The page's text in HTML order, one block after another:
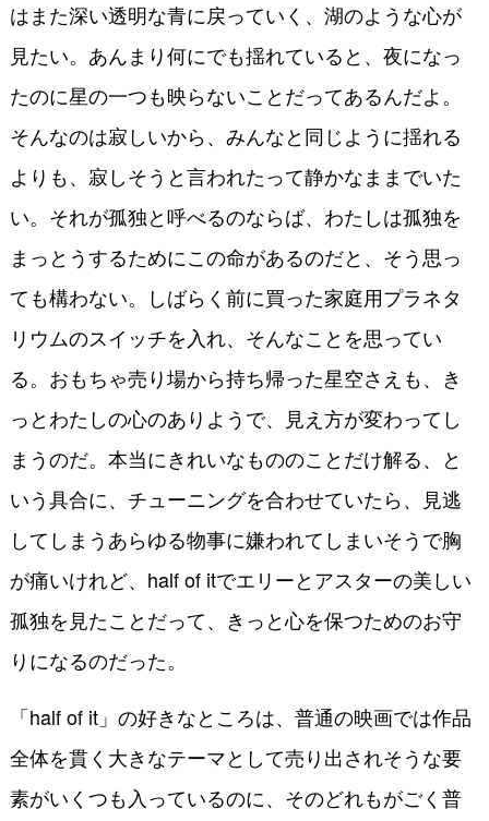
はまた深い透明な青に戻っていく、湖のような心が
見たい。あんまり何にでも揺れていると、夜になっ
たのに星の一つも映らないことだってあるんだよ。
そんなのは寂しいから、みんなと同じように揺れる
よりも、寂しそうと言われたって静かなままでいた
い。それが孤独と呼べるのならば、わたしは孤独を
まっとうするためにこの命があるのだと、そう思っ
ても構わない。しばらく前に買った家庭用プラネタ
リウムのスイッチを入れ、そんなことを思ってい
る。おもちゃ売り場から持ち帰った星空さえも、き
っとわたしの心のありようで、見え方が変わってし
まうのだ。本当にきれいなもののことだけ解る、と
いう具合に、チューニングを合わせていたら、見逃
してしまうあらゆる物事に嫌われてしまいそうで胸
が痛いけれど、half of itでエリーとアスターの美しい
孤独を見たことだって、きっと心を保つためのお守
りになるのだった。
「half of it」の好きなところは、普通の映画では作品
全体を貫く大きなテーマとして売り出されそうな要
素がいくつも入っているのに、そのどれもがごく普